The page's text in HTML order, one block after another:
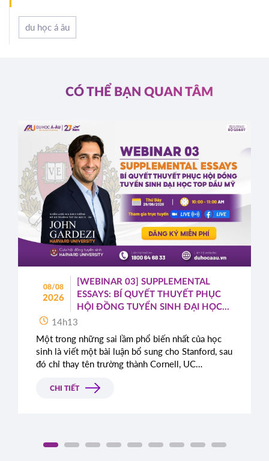
du học á âu
CÓ THỂ BẠN QUAN TÂM
08/08
2026
[WEBINAR 03] SUPPLEMENTAL
ESSAYS: BÍ QUYẾT THUYẾT PHỤC
HỘI ĐỒNG TUYỂN SINH ĐẠI HỌC
TOP ĐẦU MỸ
14h13
Một trong những sai lầm phổ biến nhất của học
sinh là viết một bài luận bổ sung cho Stanford, sau
đó chỉ thay tên trường thành Cornell, UC
CHI TIẾT